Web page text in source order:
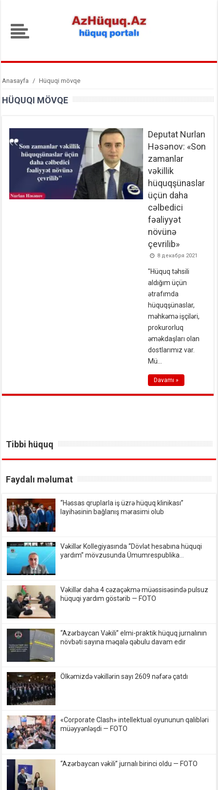
Anasayfa / Hüquqi mövqe
HÜQUQI MÖVQE
Deputat Nurlan
Həsənov: «Son
zamanlar
vəkillik
hüquqşünaslar
üçün daha
cəlbedici
fəaliyyət
növünə
çevrilib»
8 декабря 2021
"Hüquq təhsili
aldığım üçün
ətrafımda
hüquqşünaslar,
məhkəmə işçiləri,
prokurorluq
əməkdaşları olan
dostlarımız var.
Mü...
Davamı »
Tibbi hüquq
Faydalı məlumat
“Həssas qruplarla iş üzrə hüquq klinikası”
layihəsinin bağlanış mərasimi olub
Vəkillər Kollegiyasında “Dövlət hesabına hüquqi
yardım” mövzusunda Ümumrespublika
Vəkillər daha 4 cəzaçəkmə müəssisəsində pulsuz
hüquqi yardım göstərib — FOTO
“Azərbaycan Vəkili” elmi-praktik hüquq jurnalının
növbəti sayına məqalə qəbulu davam edir
Ölkəmizdə vəkillərin sayı 2609 nəfərə çatdı
«Corporate Clash» intellektual oyununun qalibləri
müəyyənləşdi — FOTO
“Azərbaycan vəkili” jurnalı birinci oldu — FOTO